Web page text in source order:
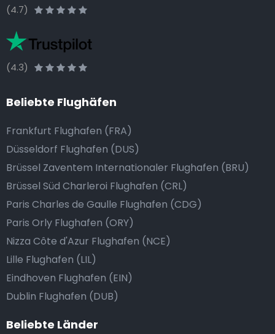
(4.7)
(4.3)
Beliebte Flughäfen
Frankfurt Flughafen (FRA)
Düsseldorf Flughafen (DUS)
Brüssel Zaventem Internationaler Flughafen (BRU)
Brüssel Süd Charleroi Flughafen (CRL)
Paris Charles de Gaulle Flughafen (CDG)
Paris Orly Flughafen (ORY)
Nizza Côte d'Azur Flughafen (NCE)
Lille Flughafen (LIL)
Eindhoven Flughafen (EIN)
Dublin Flughafen (DUB)
Beliebte Länder